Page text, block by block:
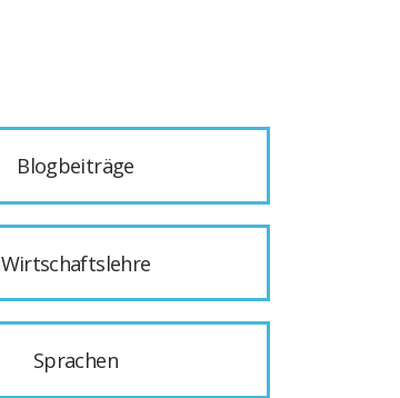
Blogbeiträge
Wirtschaftslehre
Sprachen